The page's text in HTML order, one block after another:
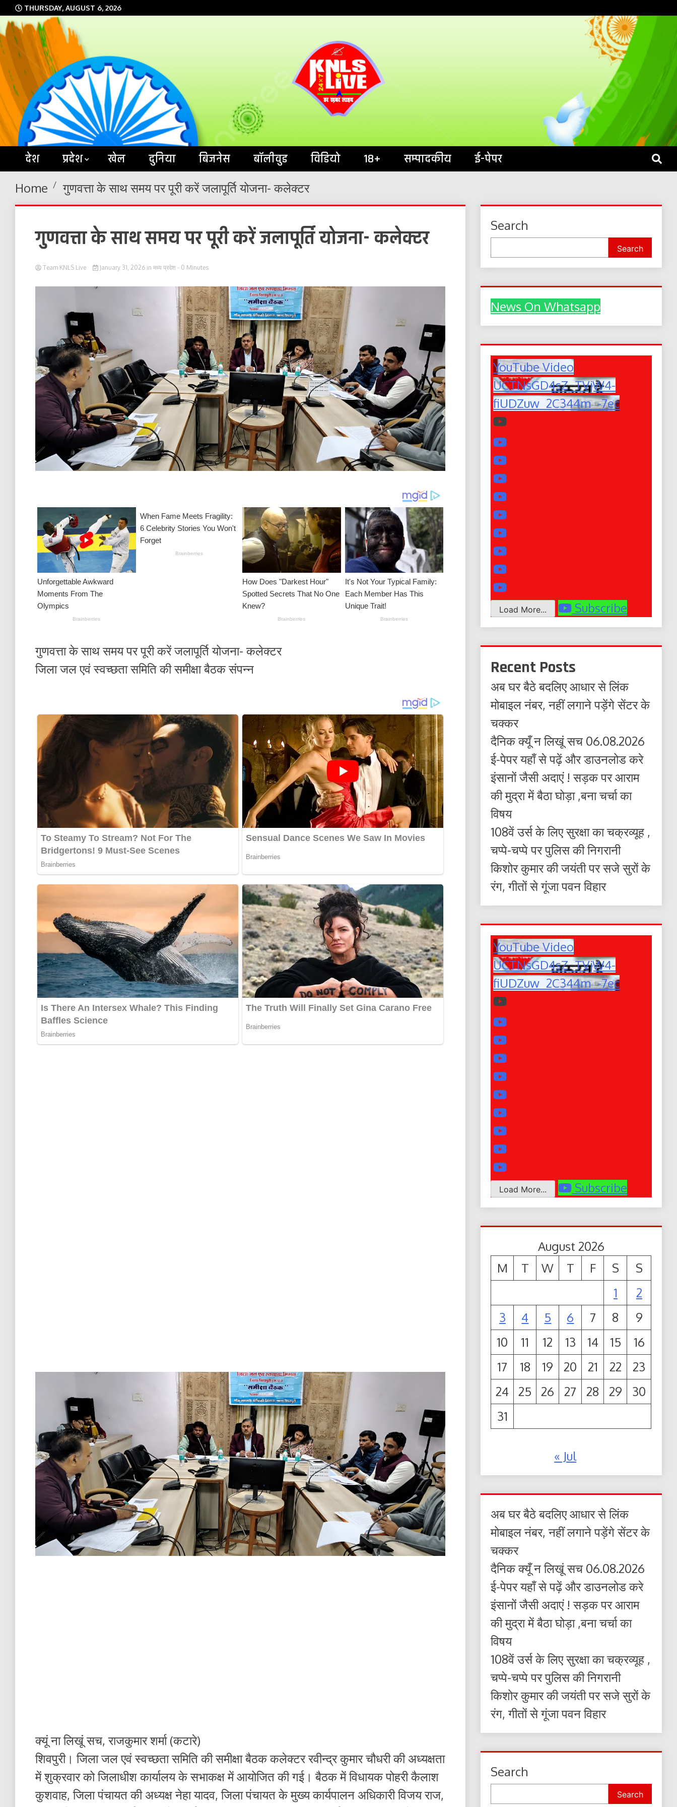
Skip
to
content
THURSDAY, AUGUST 6, 2026
KNLS LIVE
देश प्रदेश खेल दुनिया बिजनेस बॉलीवुड विडियो 18+ सम्पादकीय ई-पेपर
Home गुणवत्ता के साथ समय पर पूरी करें जलापूर्ति योजना- कलेक्टर
गुणवत्ता के साथ समय पर पूरी करें जलापूर्ति योजना- कलेक्टर
Team KNLS Live January 31, 2026 in मध्य प्रदेश - 0 Minutes
गुणवत्ता के साथ समय पर पूरी करें जलापूर्ति योजना- कलेक्टर
जिला जल एवं स्वच्छता समिति की समीक्षा बैठक संपन्न
क्यूं ना लिखूं सच, राजकुमार शर्मा (कटारे)
शिवपुरी। जिला जल एवं स्वच्छता समिति की समीक्षा बैठक कलेक्टर रवीन्द्र कुमार चौधरी की अध्यक्षता
में शुक्रवार को जिलाधीश कार्यालय के सभाकक्ष में आयोजित की गई। बैठक में विधायक पोहरी कैलाश
कुशवाह, जिला पंचायत की अध्यक्ष नेहा यादव, जिला पंचायत के मुख्य कार्यपालन अधिकारी विजय राज,
Search
Search
News On Whatsapp
YouTube Video
UCTNsGD4sZ_TVjW4-
fiUDZuw_2C344m_-7ec
Load More... Subscribe
Recent Posts
अब घर बैठे बदलिए आधार से लिंक
मोबाइल नंबर, नहीं लगाने पड़ेंगे सेंटर के
चक्कर
दैनिक क्यूँ न लिखूं सच 06.08.2026
ई-पेपर यहाँ से पढ़ें और डाउनलोड करे
इंसानों जैसी अदाएं ! सड़क पर आराम
की मुद्रा में बैठा घोड़ा ,बना चर्चा का
विषय
108वें उर्स के लिए सुरक्षा का चक्रव्यूह ,
चप्पे-चप्पे पर पुलिस की निगरानी
किशोर कुमार की जयंती पर सजे सुरों के
रंग, गीतों से गूंजा पवन विहार
YouTube Video
UCTNsGD4sZ_TVjW4-
fiUDZuw_2C344m_-7ec
Load More... Subscribe
August 2026
M
T W T F S
S
1
2
3
4 5 6 7 8
9
10
11 12 13 14 15
16
17
18 19 20 21 22
23
24
25 26 27 28 29
30
31
« Jul
अब घर बैठे बदलिए आधार से लिंक
मोबाइल नंबर, नहीं लगाने पड़ेंगे सेंटर के
चक्कर
दैनिक क्यूँ न लिखूं सच 06.08.2026
ई-पेपर यहाँ से पढ़ें और डाउनलोड करे
इंसानों जैसी अदाएं ! सड़क पर आराम
की मुद्रा में बैठा घोड़ा ,बना चर्चा का
विषय
108वें उर्स के लिए सुरक्षा का चक्रव्यूह ,
चप्पे-चप्पे पर पुलिस की निगरानी
किशोर कुमार की जयंती पर सजे सुरों के
रंग, गीतों से गूंजा पवन विहार
Search
Search